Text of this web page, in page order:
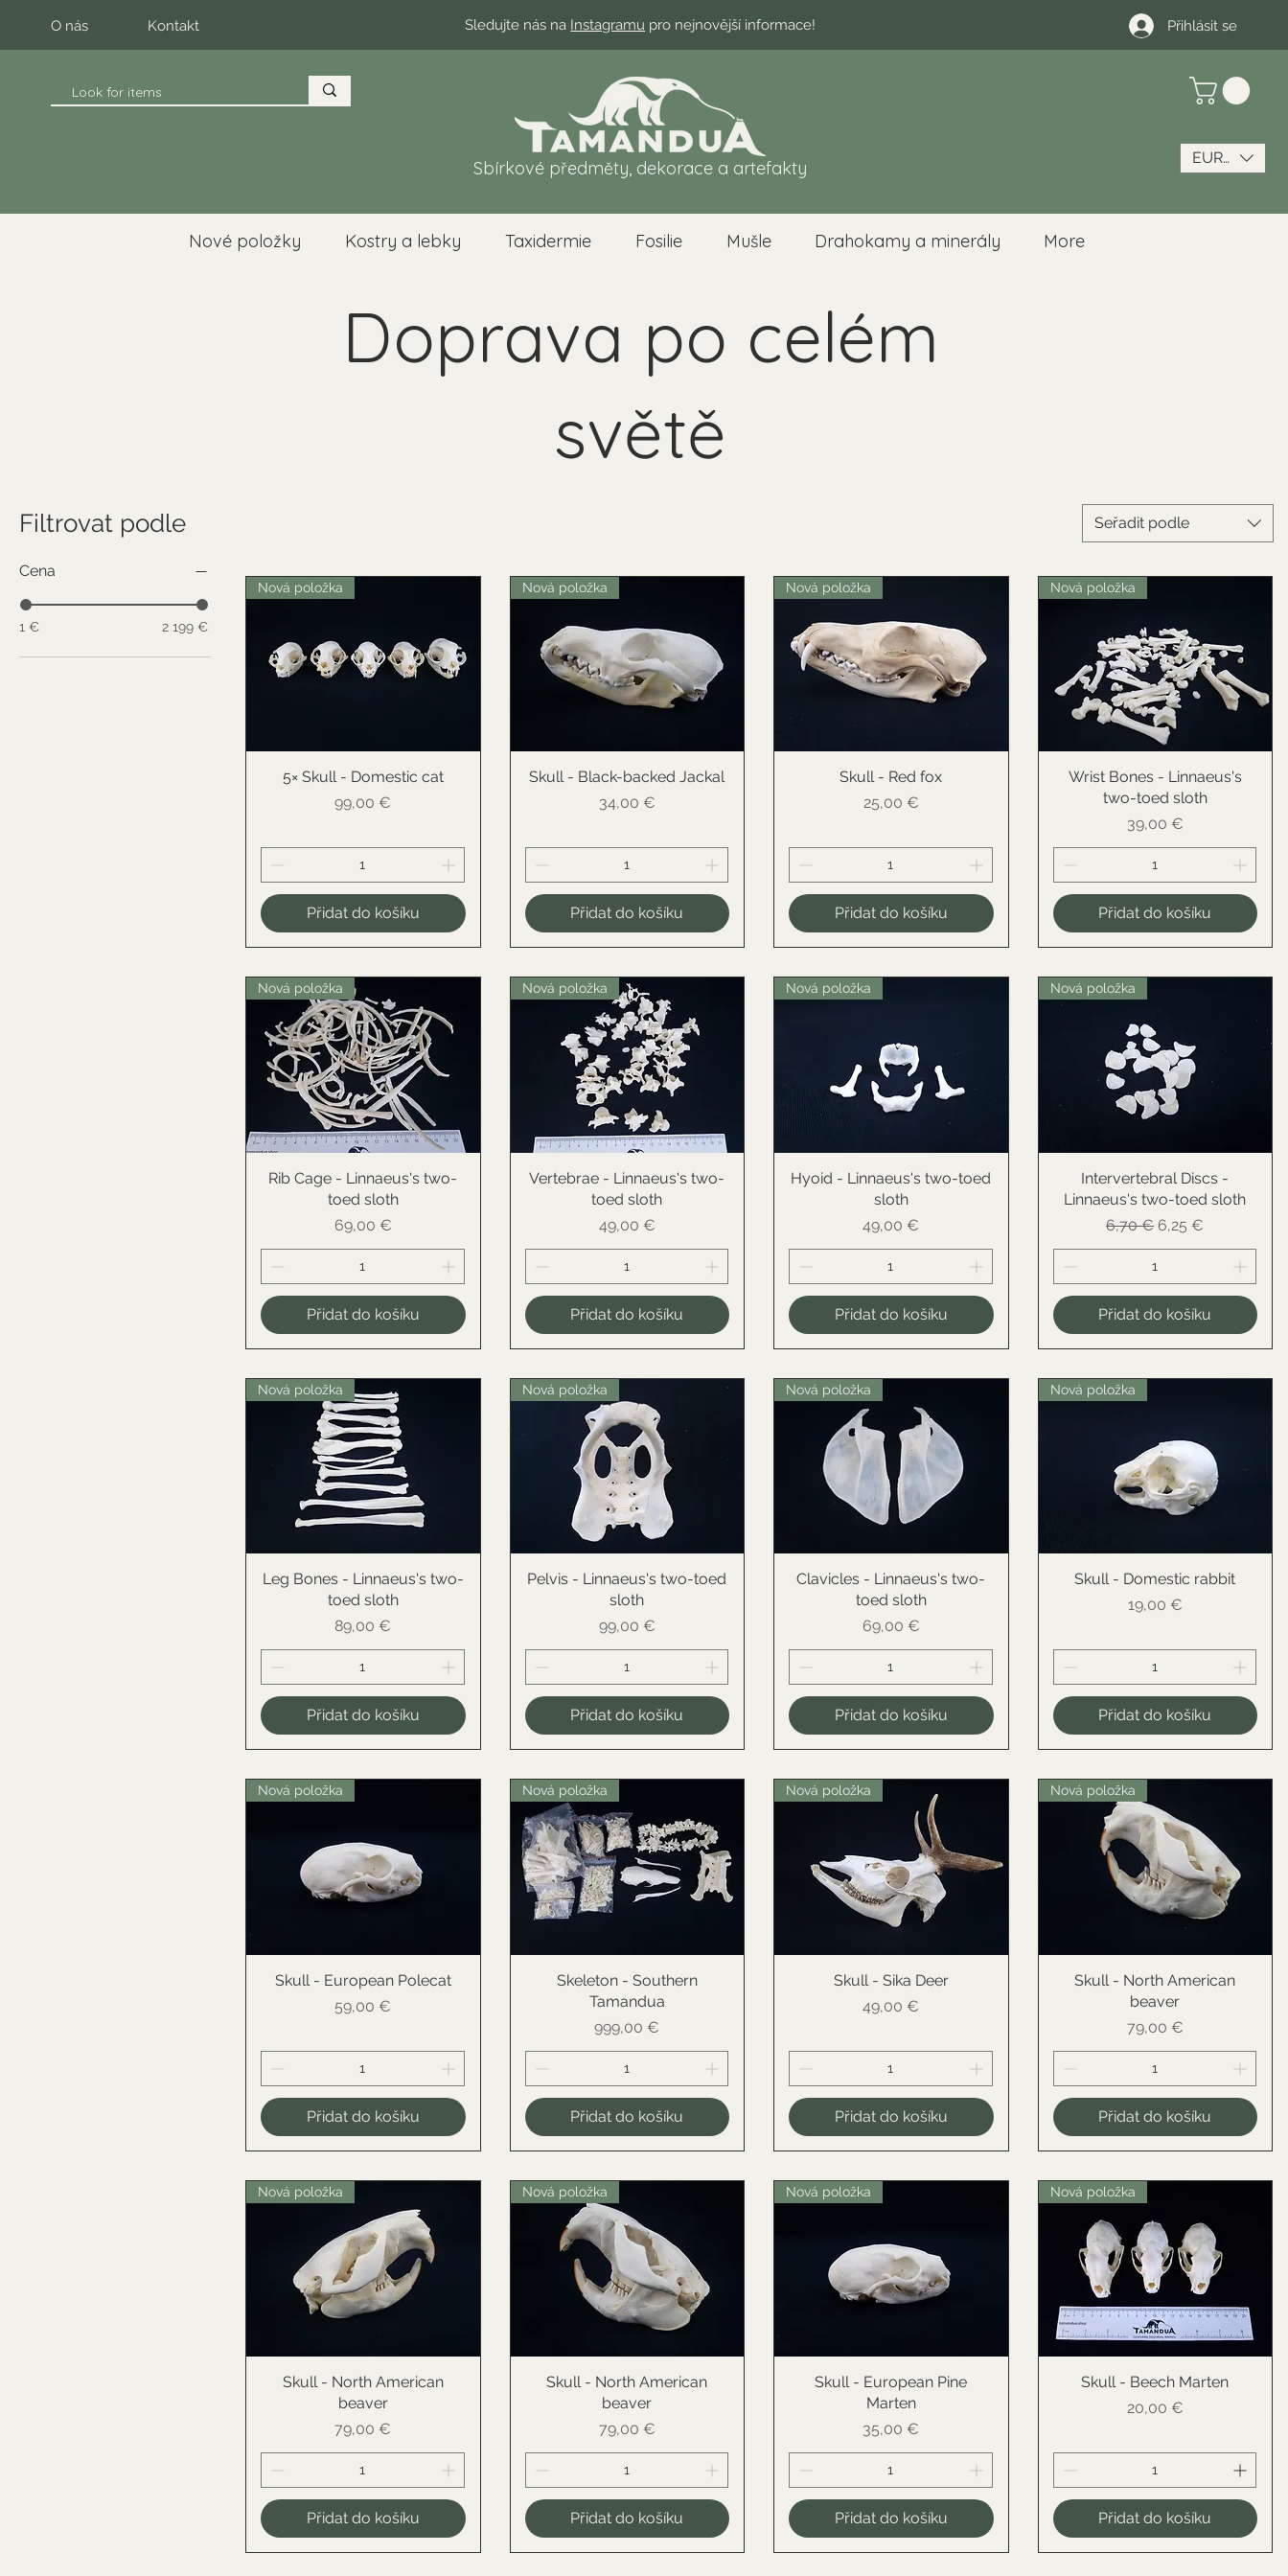
O nás Kontakt Sledujte nás na Instagramu pro nejnovější informace! Přihlásit se
Sbírkové předměty, dekorace a artefakty EUR (€)
Nové položky Kostry a lebky Taxidermie Fosilie Mušle Drahokamy a minerály More
Doprava po celém
světě
Filtrovat podle
Cena
1 € 2 199 €
Seřadit podle
Rychlý náhled
Nová položka
5× Skull - Domestic cat
Cena
99,00 €
Přidat do košíku
Rychlý náhled
Nová položka
Skull - Black-backed Jackal
Cena
34,00 €
Přidat do košíku
Rychlý náhled
Nová položka
Skull - Red fox
Cena
25,00 €
Přidat do košíku
Rychlý náhled
Nová položka
Wrist Bones - Linnaeus's
two-toed sloth
Cena
39,00 €
Přidat do košíku
Rychlý náhled
Nová položka
Rib Cage - Linnaeus's two-
toed sloth
Cena
69,00 €
Přidat do košíku
Rychlý náhled
Nová položka
Vertebrae - Linnaeus's two-
toed sloth
Cena
49,00 €
Přidat do košíku
Rychlý náhled
Nová položka
Hyoid - Linnaeus's two-toed
sloth
Cena
49,00 €
Přidat do košíku
Rychlý náhled
Nová položka
Intervertebral Discs -
Linnaeus's two-toed sloth
Běžná cena
6,70 € Zvýhodněná cena
6,25 €
Přidat do košíku
Rychlý náhled
Nová položka
Leg Bones - Linnaeus's two-
toed sloth
Cena
89,00 €
Přidat do košíku
Rychlý náhled
Nová položka
Pelvis - Linnaeus's two-toed
sloth
Cena
99,00 €
Přidat do košíku
Rychlý náhled
Nová položka
Clavicles - Linnaeus's two-
toed sloth
Cena
69,00 €
Přidat do košíku
Rychlý náhled
Nová položka
Skull - Domestic rabbit
Cena
19,00 €
Přidat do košíku
Rychlý náhled
Nová položka
Skull - European Polecat
Cena
59,00 €
Přidat do košíku
Rychlý náhled
Nová položka
Skeleton - Southern
Tamandua
Cena
999,00 €
Přidat do košíku
Rychlý náhled
Nová položka
Skull - Sika Deer
Cena
49,00 €
Přidat do košíku
Rychlý náhled
Nová položka
Skull - North American
beaver
Cena
79,00 €
Přidat do košíku
Rychlý náhled
Nová položka
Skull - North American
beaver
Cena
79,00 €
Přidat do košíku
Rychlý náhled
Nová položka
Skull - North American
beaver
Cena
79,00 €
Přidat do košíku
Rychlý náhled
Nová položka
Skull - European Pine
Marten
Cena
35,00 €
Přidat do košíku
Rychlý náhled
Nová položka
Skull - Beech Marten
Cena
20,00 €
Přidat do košíku